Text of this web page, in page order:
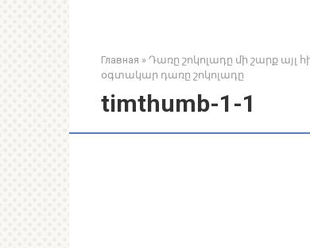
Главная » Դառը շոկոլադը մի շարք այլ
օգտակար դառը շոկոլադը
timthumb-1-1